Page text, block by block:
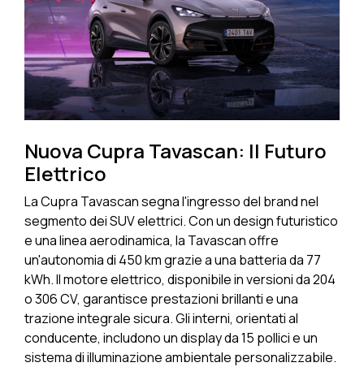
Nuova Cupra Tavascan: Il Futuro
Elettrico
La Cupra Tavascan segna l'ingresso del brand nel
segmento dei SUV elettrici. Con un design futuristico
e una linea aerodinamica, la Tavascan offre
un'autonomia di 450 km grazie a una batteria da 77
kWh. Il motore elettrico, disponibile in versioni da 204
o 306 CV, garantisce prestazioni brillanti e una
trazione integrale sicura. Gli interni, orientati al
conducente, includono un display da 15 pollici e un
sistema di illuminazione ambientale personalizzabile.